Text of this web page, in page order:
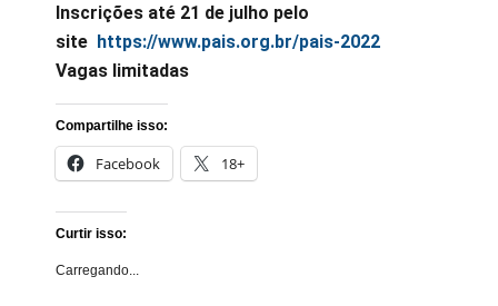
Inscrições até 21 de julho pelo
site https://www.pais.org.br/pais-2022
Vagas limitadas
Compartilhe isso:
Facebook 18+
Curtir isso:
Carregando...